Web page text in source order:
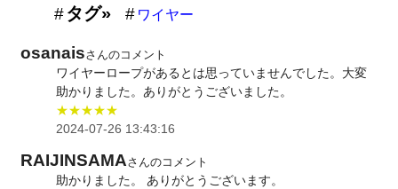
タグ» ワイヤー
osanaisさんのコメント
ワイヤーロープがあるとは思っていませんでした。大変
助かりました。ありがとうございました。
★★★★★
2024-07-26 13:43:16
RAIJINSAMAさんのコメント
助かりました。 ありがとうございます。